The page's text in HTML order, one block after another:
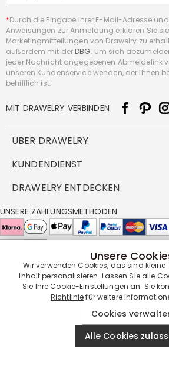
*Durch die Eingabe Ihrer E-Mail-Adresse
Anweisungen zur Anmeldung erklären Sie
Marketingmitteilungen von Drawelry zu
außerdem mit der DBG. Um sich
jeder Nachricht angegebenen Abmeldelink
unseren Kundenservice wenden, der Ihnen
behilflich ist.
MIT DRAWELRY VERBINDEN
ÜBER DRAWELRY
Über Uns
DBG
FAQ
Cookie-Richtlinie
KUNDENDIENST
Versandbedingungen
Rückgabe & Umtausch
Pflegehinweis
DRAWELRY ENTDECKEN
Großhandelsangebot
Drawelry Prime
Bonusprogramm
UNSERE ZAHLUNGSMETHODEN
UNSERE LIEFERPARTNER
UNSERE SERVICEGARANTIE
© 2019 - 2026DrawelryWebsite All
Unsere
Wir verwenden Cookies, das sind kleine
Inhalt personalisieren. Lassen Sie alle
Sie Ihre Cookie-Einstellungen an. Sie
Richtliniefür weitere
Cookies
Alle Cookies